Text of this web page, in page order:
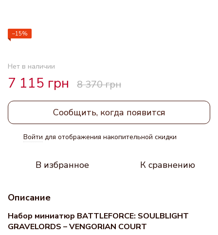
−15%
Нет в наличии
7 115 грн 8 370 грн
Сообщить, когда появится
Войти для отображения накопительной скидки
В избранное К сравнению
Описание
Набор миниатюр BATTLEFORCE: SOULBLIGHT
GRAVELORDS – VENGORIAN COURT